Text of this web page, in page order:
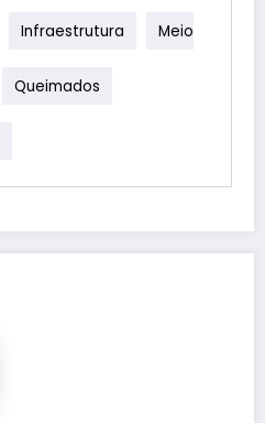
Infraestrutura Meio
Queimados